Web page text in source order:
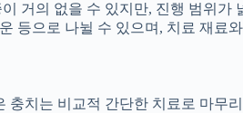
거의 없을 수 있지만, 진행 범위가
등으로 나뉠 수 있으며, 치료 재료
치는 비교적 간단한 치료로 마무